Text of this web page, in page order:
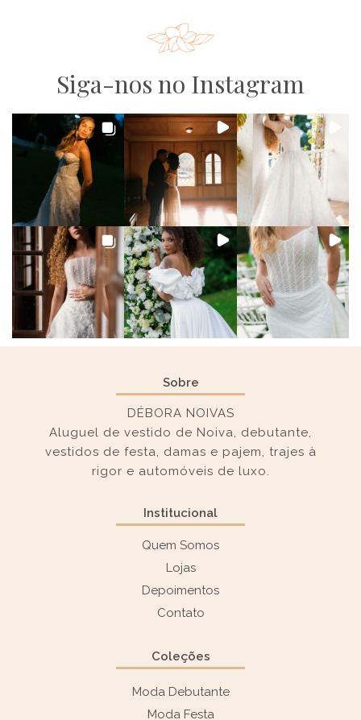
Siga-nos no Instagram
Sobre
DÉBORA NOIVAS
Aluguel de vestido de Noiva, debutante,
vestidos de festa, damas e pajem, trajes à
rigor e automóveis de luxo.
Institucional
Quem Somos
Lojas
Depoimentos
Contato
Coleções
Moda Debutante
Moda Festa